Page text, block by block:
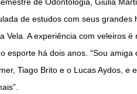
de estudos com seus grandes
Vela. A experiência com veleiros
esporte há dois anos. “Sou
Tiago Brito e o Lucas Aydos, e